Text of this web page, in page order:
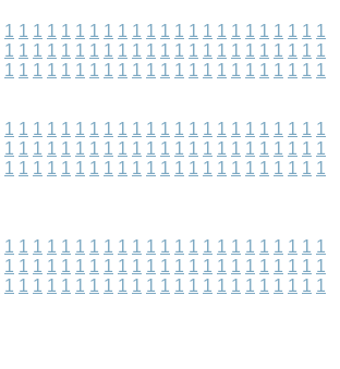
1 1 1 1 1 1 1 1 1 1 1 1 1 1 1 1 1 1 1 1 1 1 1
1 1 1 1 1 1 1 1 1 1 1 1 1 1 1 1 1 1 1 1 1 1 1
1 1 1 1 1 1 1 1 1 1 1 1 1 1 1 1 1 1 1 1 1 1 1
1 1 1 1 1 1 1 1 1 1 1 1 1 1 1 1 1 1 1 1 1 1 1
1 1 1 1 1 1 1 1 1 1 1 1 1 1 1 1 1 1 1 1 1 1 1
1 1 1 1 1 1 1 1 1 1 1 1 1 1 1 1 1 1 1 1 1 1 1
1 1 1 1 1 1 1 1 1 1 1 1 1 1 1 1 1 1 1 1 1 1 1
1 1 1 1 1 1 1 1 1 1 1 1 1 1 1 1 1 1 1 1 1 1 1
1 1 1 1 1 1 1 1 1 1 1 1 1 1 1 1 1 1 1 1 1 1 1